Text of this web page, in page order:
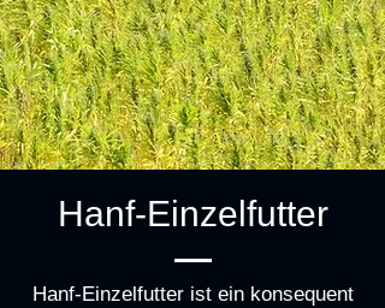
Hanf-Einzelfutter
Hanf-Einzelfutter ist ein konsequent